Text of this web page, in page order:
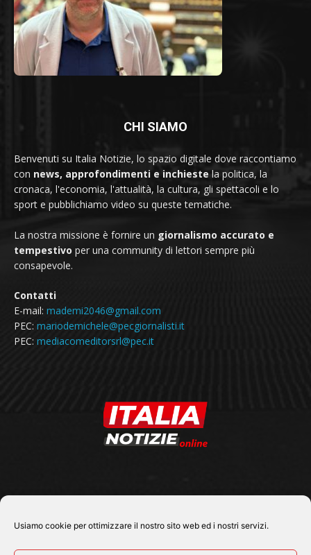
Usiamo cookie per ottimizzare il nostro sito web ed i nostri servizi.
CHI SIAMO
Benvenuti su Italia Notizie, lo spazio digitale dove raccontiamo
con news, approfondimenti e inchieste la politica, la
cronaca, l'economia, l'attualità, la cultura, gli spettacoli e lo
sport e pubblichiamo video su queste tematiche.
La nostra missione è fornire un giornalismo accurato e
tempestivo per una community di lettori sempre più
consapevole.
Contatti
E-mail: mademi2046@gmail.com
PEC: mariodemichele@pecgiornalisti.it
PEC: mediacomeditorsrl@pec.it
SEGUICI SU